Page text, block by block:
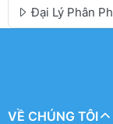
Đại Lý Phân
VỀ CHÚNG TÔI